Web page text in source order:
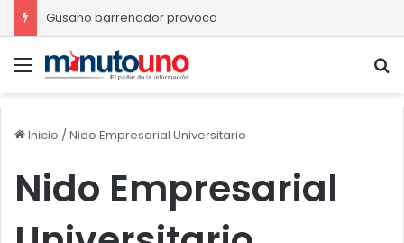
Menú
Inicio /Nido Empresarial Universitario
Nido Empresarial